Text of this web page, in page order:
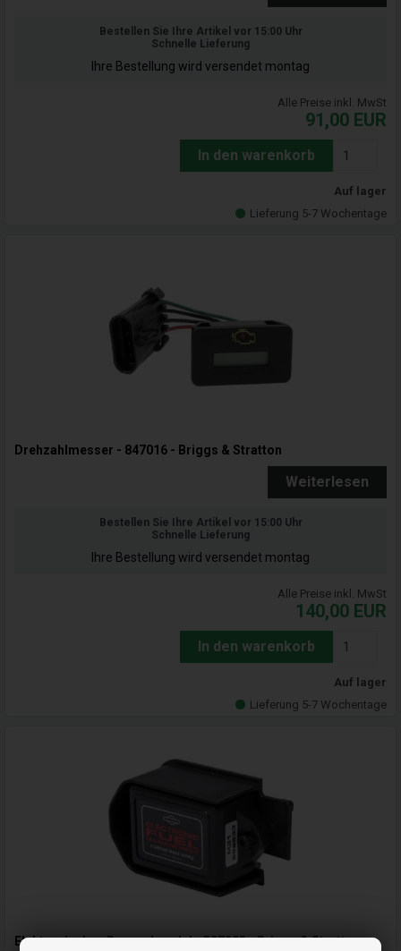
Bestellen Sie Ihre Artikel vor 15:00 Uhr
Schnelle Lieferung
Ihre Bestellung wird versendet montag
Alle Preise inkl. MwSt
91,00 EUR
In den warenkorb
Auf lager
Lieferung 5-7 Wochentage
Drehzahlmesser - 847016 - Briggs & Stratton
Weiterlesen
Bestellen Sie Ihre Artikel vor 15:00 Uhr
Schnelle Lieferung
Ihre Bestellung wird versendet montag
Alle Preise inkl. MwSt
140,00 EUR
In den warenkorb
Auf lager
Lieferung 5-7 Wochentage
Elektronisches Drosselmodul - 597203 - Briggs & Stratton